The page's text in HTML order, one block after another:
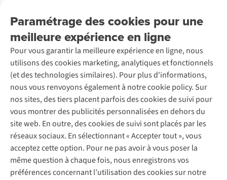
dunes
sable,
des
formations
rocheuses,
des
gorges
étroites
et des
falaises
impressionnantes.
Pas
étonnant
Paramétrage des cookies pour une
meilleure expérience en ligne
Pour vous garantir la meilleure expérience en ligne, nous
utilisons des cookies marketing, analytiques et fonctionnels
(et des technologies similaires). Pour plus d'informations,
nous vous renvoyons également à notre cookie policy. Sur
nos sites, des tiers placent parfois des cookies de suivi pour
vous montrer des publicités personnalisées en dehors du
site web. En outre, des cookies de suivi sont placés par les
réseaux sociaux. En sélectionnant « Accepter tout », vous
acceptez cette option. Pour ne pas avoir à vous poser la
même question à chaque fois, nous enregistrons vos
préférences concernant l’utilisation des cookies sur notre